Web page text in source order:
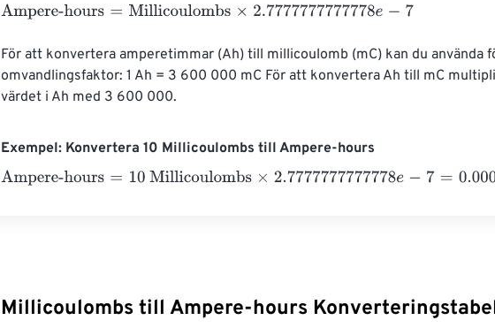
Ampere-hours=Millicoulombs×2.7777777777778e-7
För att konvertera amperetimmar (Ah) till millicoulomb (mC) kan du använda
omvandlingsfaktor: 1 Ah = 3 600 000 mC För att konvertera Ah till mC
värdet i Ah med 3 600 000.
Exempel: Konvertera 10 Millicoulombs till Ampere-hours
Ampere-hours=10 Millicoulombs×2.7777777777778e-7=0.0000028
Millicoulombs till Ampere-hours